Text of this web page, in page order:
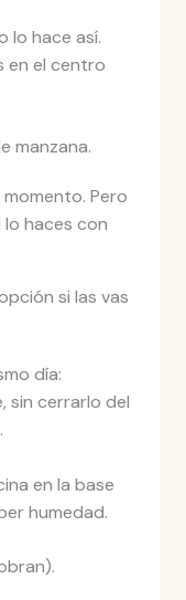
lo hace así.
en el centro
manzana.
Pero
haces con
si las vas
día:
sin cerrarlo del
en la base
humedad.